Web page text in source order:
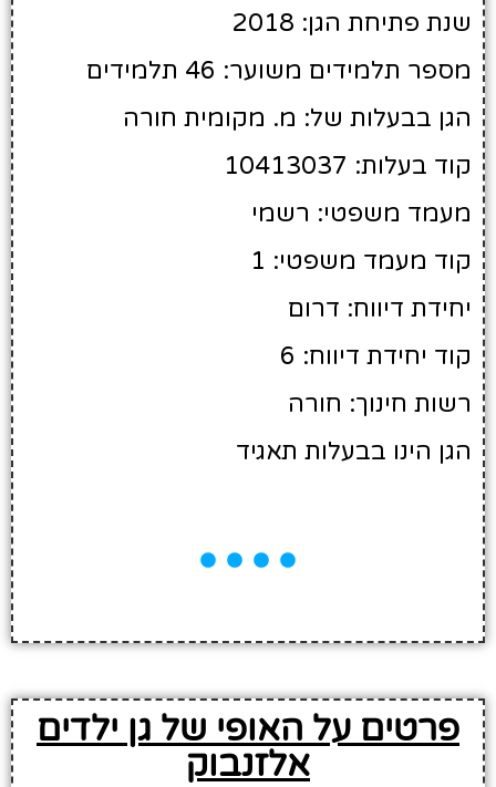
שנת פתיחת הגן: 2018
מספר תלמידים משוער: 46 תלמידים
הגן בבעלות של: מ. מקומית חורה
קוד בעלות: 10413037
מעמד משפטי: רשמי
קוד מעמד משפטי: 1
יחידת דיווח: דרום
קוד יחידת דיווח: 6
רשות חינוך: חורה
הגן הינו בבעלות תאגיד
פרטים על האופי של גן ילדים
אלזנבוק